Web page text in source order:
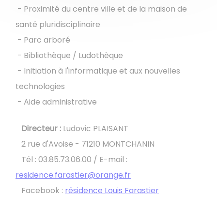
- Proximité du centre ville et de la maison de
santé pluridisciplinaire
- Parc arboré
- Bibliothèque / Ludothèque
​​​​​​​​​​​​​​​​​​​​​ - Initiation à l'informatique et aux nouvelles
technologies
- Aide administrative
Directeur : Ludovic PLAISANT
2 rue d'Avoise - 71210 MONTCHANIN
Tél : 03.85.73.06.00 / E-mail :
residence.farastier@orange.fr
​​​​​​​Facebook : résidence Louis Farastier